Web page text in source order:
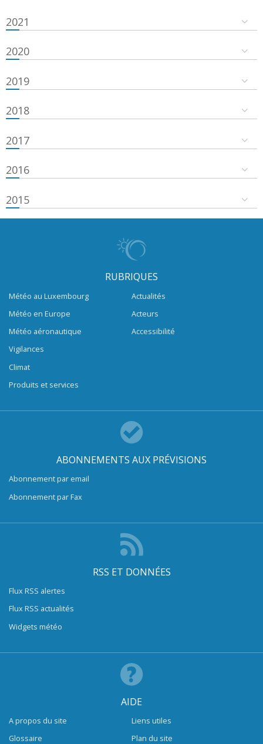
2021
2020
2019
2018
2017
2016
2015
RUBRIQUES
Météo au Luxembourg
Météo en Europe
Météo aéronautique
Vigilances
Climat
Produits et services
Actualités
Acteurs
Accessibilité
ABONNEMENTS AUX PRÉVISIONS
Abonnement par email
Abonnement par Fax
RSS ET DONNÉES
Flux RSS alertes
Flux RSS actualités
Widgets météo
AIDE
A propos du site
Glossaire
Liens utiles
Plan du site